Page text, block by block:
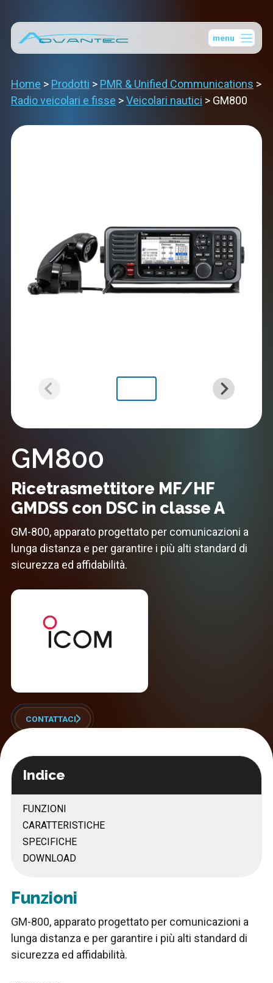
contenuto
menu
Home > Prodotti > PMR & Unified Communications >
Radio veicolari e fisse >Veicolari nautici > GM800
GM800
Ricetrasmettitore MF/HF
GMDSS con DSC in classe A
GM-800, apparato progettato per comunicazioni a
lunga distanza e per garantire i più alti standard di
sicurezza ed affidabilità.
CONTATTACI
Indice
FUNZIONI
CARATTERISTICHE
SPECIFICHE
DOWNLOAD
Funzioni
GM-800, apparato progettato per comunicazioni a
lunga distanza e per garantire i più alti standard di
sicurezza ed affidabilità.